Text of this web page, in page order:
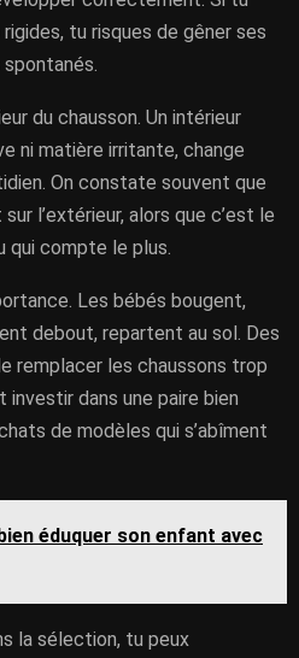
tu risques de gêner ses
du chausson. Un intérieur
ni matière irritante, change
On constate souvent que
l’extérieur, alors que c’est le
qui compte le plus.
Les bébés bougent,
debout, repartent au sol. Des
remplacer les chaussons trop
investir dans une paire bien
de modèles qui s’abîment
éduquer son enfant avec
la sélection, tu peux